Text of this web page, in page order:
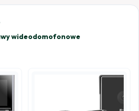
wideodomofonowe